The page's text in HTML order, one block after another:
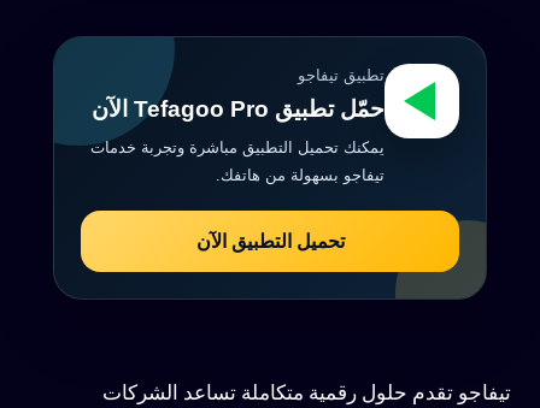
تطبيق تيفاجو
حمّل تطبيق Tefagoo Pro الآن
يمكنك تحميل التطبيق مباشرة وتجربة خدمات
تيفاجو بسهولة من هاتفك.
تحميل التطبيق الآن
تيفاجو تقدم حلول رقمية متكاملة تساعد الشركات